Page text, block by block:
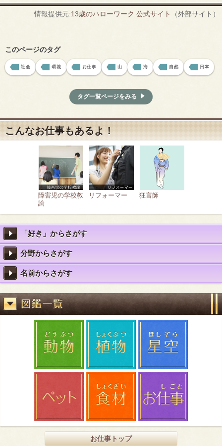
情報提供元:13歳のハローワーク 公式サイト （外部サイト）
このページのタグ
社会 環境 お仕事 山 海 自然 日本
タグ一覧ページをみる
こんなお仕事もあるよ！
障害児の学校教
諭
リフォーマー 狂言師
「好き」からさがす
分野からさがす
名前からさがす
お仕事トップ